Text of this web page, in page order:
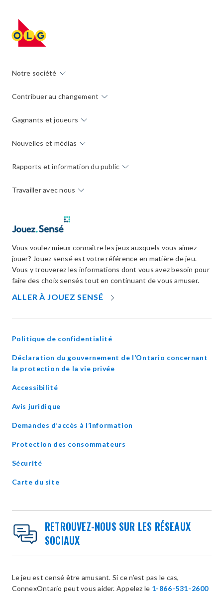
Notre société
Contribuer au changement
Gagnants et joueurs
Nouvelles et médias
Rapports et information du public
Travailler avec nous
Vous voulez mieux connaître les jeux auxquels vous aimez
jouer? Jouez sensé est votre référence en matière de jeu.
Vous y trouverez les informations dont vous avez besoin pour
faire des choix sensés tout en continuant de vous amuser.
ALLER À JOUEZ SENSÉ
NEW
Politique de confidentialité
Déclaration du gouvernement de l’Ontario concernant
la protection de la vie privéeopens
Accessibilité
Avis juridique
Demandes d’accès à l’information
Protection des consommateurs
Sécurité
Carte du site
RETROUVEZ-NOUS SUR LES RÉSEAUX
SOCIAUX
Le jeu est censé être amusant. Si ce n’est pas le cas,
ConnexOntario peut vous aider. Appelez le 1-866-531-2600